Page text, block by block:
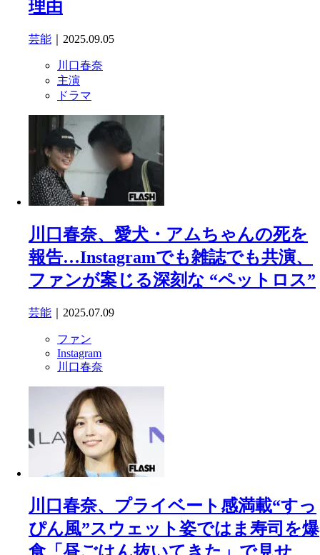
理由
芸能 ｜2025.09.05
川口春奈
主演
ドラマ
川口春奈、愛犬・アムちゃんの死を
報告…Instagramでも雑誌でも共演、
ファンが案じる深刻な “ペットロス”
芸能 ｜2025.07.09
ファン
Instagram
川口春奈
川口春奈、プライベート感満載“すっ
ぴん風”スウェット姿ではま寿司を爆
食「昼ごはん抜いてきた」で見せ